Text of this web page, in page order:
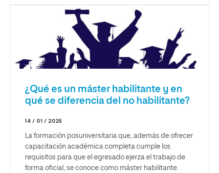
¿Qué es un máster habilitante y en
qué se diferencia del no habilitante?
14 / 01 / 2025
La formación posuniversitaria que, además de ofrecer
capacitación académica completa cumple los
requisitos para que el egresado ejerza el trabajo de
forma oficial, se conoce como máster habilitante.